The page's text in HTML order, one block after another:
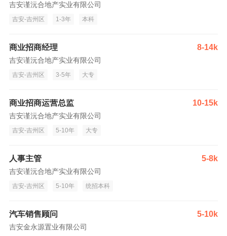
吉安谨沅合地产实业有限公司
吉安-吉州区 1-3年 本科
商业招商经理 8-14k
吉安谨沅合地产实业有限公司
吉安-吉州区 3-5年 大专
商业招商运营总监 10-15k
吉安谨沅合地产实业有限公司
吉安-吉州区 5-10年 大专
人事主管 5-8k
吉安谨沅合地产实业有限公司
吉安-吉州区 5-10年 统招本科
汽车销售顾问 5-10k
吉安金永源置业有限公司